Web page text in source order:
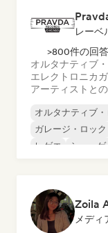
レーベ
>800件の回答
オルタナティブ
エレクトロニカ
アーティストと
オルタナティブ・
ガレージ・ロック
レゲエ
シューゲ
Zoila
メデ